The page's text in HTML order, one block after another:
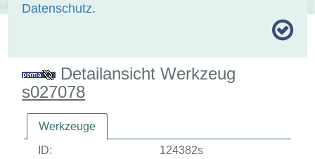
Datenschutz.
Detailansicht Werkzeug
s027078
Werkzeuge
ID:
124382s